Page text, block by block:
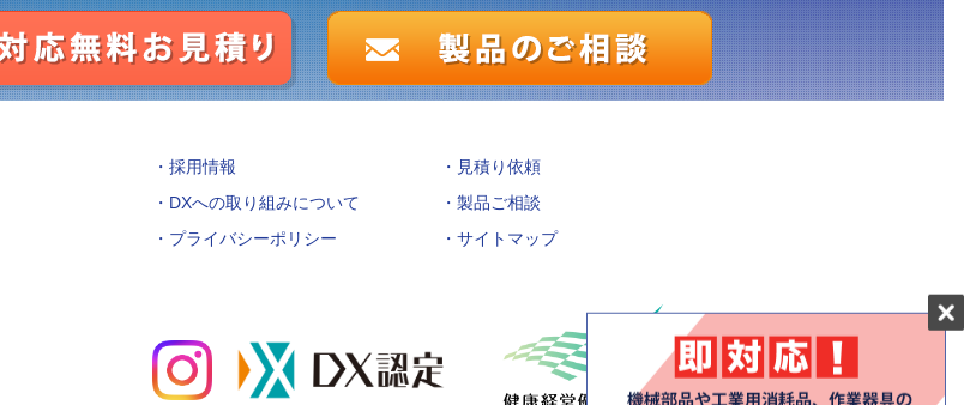
採用情報
DXへの取り組みについて
プライバシーポリシー
見積り依頼
製品ご相談
サイトマップ